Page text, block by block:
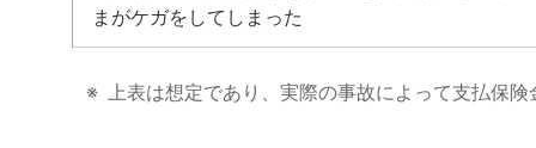
まがケガをしてしまった
上表は想定であり、実際の事故によって支払保